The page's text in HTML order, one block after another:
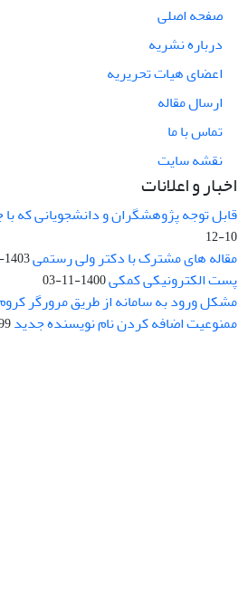
صفحه اصلی
درباره نشریه
اعضای هیات تحریریه
ارسال مقاله
تماس با ما
نقشه سایت
اخبار و اعلانات
قابل توجه پژوهشگران و دانشجویانی که
10-12
مقاله های مشترک با دکتر ولی رستمی1403-10-12
پست الکترونیکی کمکی1400-11-03
مشکل ورود به سامانه از طریق مرورگر
ممنوعیت اضافه کردن نام نویسنده جدید12